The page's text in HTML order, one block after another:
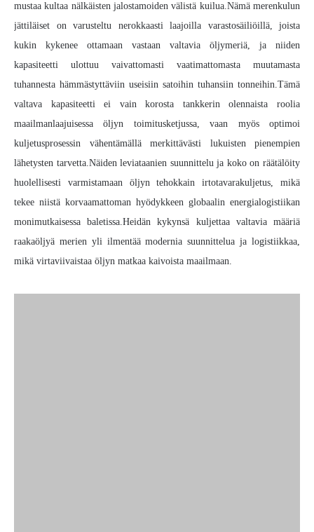
mustaa kultaa nälkäisten jalostamoiden välistä kuilua.Nämä merenkulun
jättiläiset on varusteltu nerokkaasti laajoilla varastosäiliöillä, joista
kukin kykenee ottamaan vastaan ​​valtavia öljymeriä, ja niiden
kapasiteetti ulottuu vaivattomasti vaatimattomasta muutamasta
tuhannesta hämmästyttäviin useisiin satoihin tuhansiin tonneihin.Tämä
valtava kapasiteetti ei vain korosta tankkerin olennaista roolia
maailmanlaajuisessa öljyn toimitusketjussa, vaan myös optimoi
kuljetusprosessin vähentämällä merkittävästi lukuisten pienempien
lähetysten tarvetta.Näiden leviataanien suunnittelu ja koko on räätälöity
huolellisesti varmistamaan öljyn tehokkain irtotavarakuljetus, mikä
tekee niistä korvaamattoman hyödykkeen globaalin energialogistiikan
monimutkaisessa baletissa.Heidän kykynsä kuljettaa valtavia määriä
raakaöljyä merien yli ilmentää modernia suunnittelua ja logistiikkaa,
mikä virtaviivaistaa öljyn matkaa kaivoista maailmaan.